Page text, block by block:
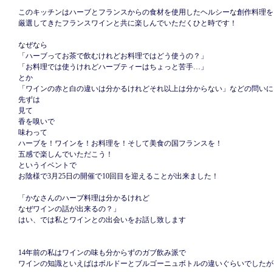
このキッチンはハーブとフランスからの食材を使用したヘルシーな創作料理を
厳選してきたフランスワインと共に楽しんでいただくひと時です！
なぜなら
「ハーブってお茶で飲むけれどお料理ではどう使うの？」
「お料理では使うけれどハーブティーはちょっと苦手…」
とか
「ワインの赤と白の違いは分かるけれどそれ以上は分からない」などの問いに
先ずは
見て
香を嗅いで
味わって
ハーブを！ワインを！お料理を！そして美食の国フランスを！
五感で楽しんでいただこう！
というイベントで
お陰様で3月25日の開催で10回目を迎えることが出来ました！
「かなさんのハーブ料理は分かるけれど
なぜワインの話が出来るの？」
はい、では私とワインとの出会いをお話し致します
14年前の私はワインの味も分からずのガブ飲み派で
ワインの知識といえばはボルドーとブルゴーニュボトルの違いぐらいでしたが